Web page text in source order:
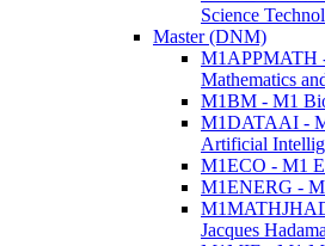
Science
Master (DNM)
M1APPMATH
Mathematics
M1BM - M1
M1DATAAI -
Artificial
M1ECO - M1
M1ENERG -
Jacques